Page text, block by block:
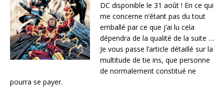
DC disponible le 31 août ! En ce qui
me concerne n’étant pas du tout
emballé par ce que j’ai lu cela
dépendra de la qualité de la suite …
Je vous passe l’article détaillé sur la
multitude de tie ins, que personne
de normalement constitué ne
pourra se payer.